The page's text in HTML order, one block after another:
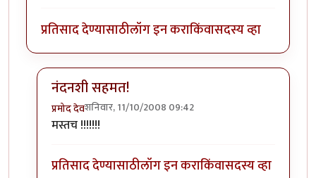
प्रतिसाद देण्यासाठीलॉग इन कराकिंवासदस्य व्हा
नंदनशी सहमत!
प्रमोद देवशनिवार, 11/10/2008 09:42
In reply to
मस्तच !!!!!!!
प्रतिसाद देण्यासाठीलॉग इन कराकिंवासदस्य व्हा